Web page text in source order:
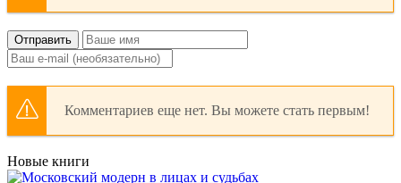
Отправить
Комментариев еще нет. Вы можете стать первым!
Новые книги